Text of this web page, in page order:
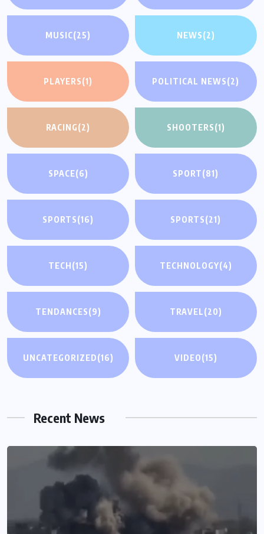
MUSIC(25) NEWS(2)
PLAYERS(1) POLITICAL NEWS(2)
RACING(2) SHOOTERS(1)
SPACE(6) SPORT(81)
SPORTS(16) SPORTS(21)
TECH(15) TECHNOLOGY(4)
TENDANCES(9) TRAVEL(20)
UNCATEGORIZED(16) VIDEO(15)
Recent News